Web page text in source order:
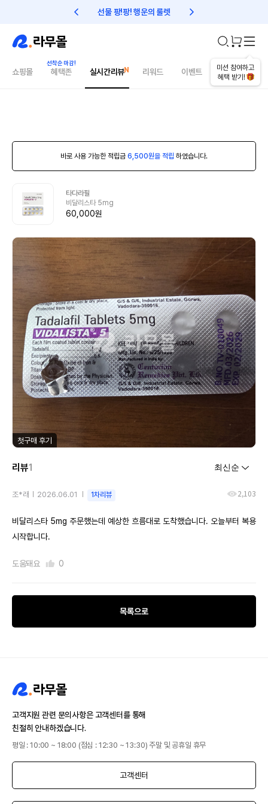
선물 팡!팡! 행운의 룰렛 친구초대 1만원 리워드!
미션 참여하고
혜택 받기!
쇼핑몰 혜택존 실시간리뷰 리워드 이벤트 건강매거진
바로 사용 가능한 적립금 6,500원을 적립 하였습니다.
타다라필
비달리스타 5mg
60,000원
첫구매 후기
리뷰1
조*래 2026.06.01 1차리뷰 2,103
비달리스타 5mg 주문했는데 예상한 흐름대로 도착했습니다. 오늘부터 복용
시작합니다.
도움돼요 0
목록으로
고객지원 관련 문의사항은 고객센터를 통해
친절히 안내하겠습니다.
평일 : 10:00 ~ 18:00 (점심 : 12:30 ~ 13:30) 주말 및 공휴일 휴무
고객센터